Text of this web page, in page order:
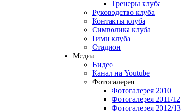
Тренеры клуба
Руководство клуба
Контакты клуба
Символика клуба
Гимн клуба
Стадион
Медиа
Видео
Канал на Youtube
Фотогалерея
Фотогалерея 2010
Фотогалерея 2011/12
Фотогалерея 2012/13